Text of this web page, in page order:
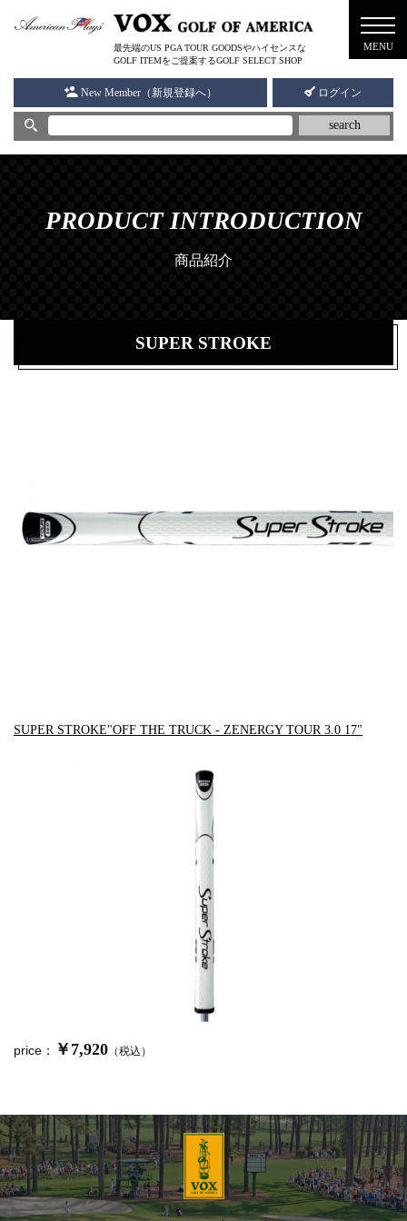
最先端のUS PGA TOUR GOODSやハイセンスな
GOLF ITEMをご提案するGOLF SELECT SHOP
New Member（新規登録へ） ログイン
search
PRODUCT INTRODUCTION
商品紹介
SUPER STROKE
SUPER STROKE"OFF THE TRUCK - ZENERGY TOUR 3.0 17"
price： ￥7,920 （税込）
メニ
ュー
MENU